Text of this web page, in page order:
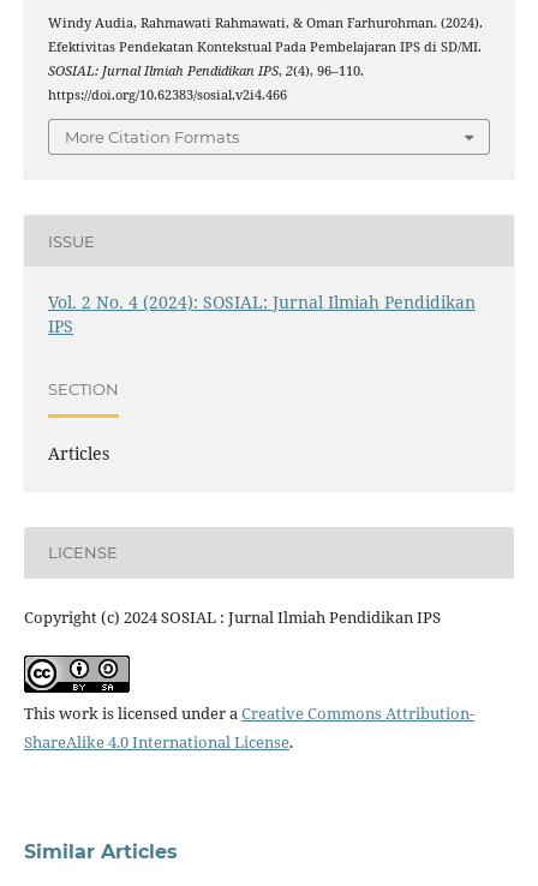
Windy Audia, Rahmawati Rahmawati, & Oman Farhurohman. (2024).
Efektivitas Pendekatan Kontekstual Pada Pembelajaran IPS di SD/MI.
SOSIAL: Jurnal Ilmiah Pendidikan IPS, 2(4), 96–110.
https://doi.org/10.62383/sosial.v2i4.466
More Citation Formats
ISSUE
Vol. 2 No. 4 (2024): SOSIAL: Jurnal Ilmiah Pendidikan
IPS
SECTION
Articles
LICENSE
Copyright (c) 2024 SOSIAL : Jurnal Ilmiah Pendidikan IPS
This work is licensed under a Creative Commons Attribution-
ShareAlike 4.0 International License.
Similar Articles